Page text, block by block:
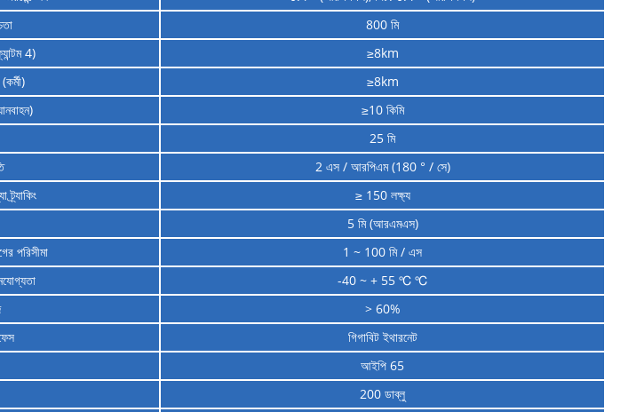
800 মি
4)
≥8km
≥8km
≥10 কিমি
25 মি
2 এস / আরপিএম (180 ° / সে)
≥ 150 লক্ষ্য
5 মি (আরএমএস)
পরিসীমা
1 ~ 100 মি / এস
-40 ~ + 55 ℃ ℃
> 60%
গিগাবিট ইথারনেট
আইপি 65
200 ডাব্লু